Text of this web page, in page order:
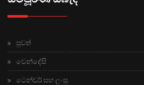
පුවත්
වෙන්දේසි
ටෙන්ඩර් සහ ලංසු